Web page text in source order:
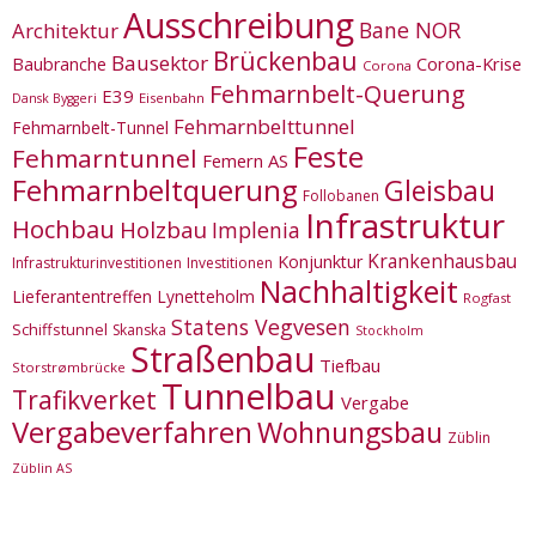
ArchitekturAusschreibung Bane NOR
Baubranche Bausektor Brückenbau Corona Corona-Krise
Dansk Byggeri E39 Eisenbahn Fehmarnbelt-Querung
Fehmarnbelt-Tunnel Fehmarnbelttunnel
Fehmarntunnel Femern AS Feste
Fehmarnbeltquerung Follobanen Gleisbau
Hochbau Holzbau Implenia Infrastruktur
Infrastrukturinvestitionen Investitionen Konjunktur Krankenhausbau
Lieferantentreffen Lynetteholm Nachhaltigkeit Rogfast
Schiffstunnel Skanska Statens Vegvesen Stockholm
Storstrømbrücke Straßenbau Tiefbau
Trafikverket Tunnelbau Vergabe
VergabeverfahrenWohnungsbau Züblin
Züblin AS